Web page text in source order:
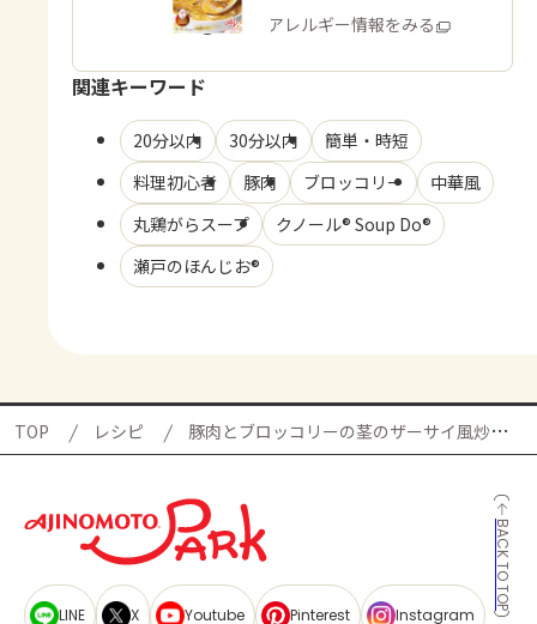
商品・アレルギー情報をみる
関連キーワード
20分以内 30分以内
簡単・時短
料理初心者
豚肉 ブロッコリー
中華風
丸鶏がらスープ
クノール® Soup Do®
瀬戸のほんじお®
TOP レシピ 豚肉とブロッコリーの茎のザーサイ風炒めの献立
BACK TO TOP
LINE X Youtube Pinterest Instagram